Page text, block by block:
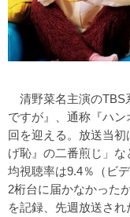
清野菜名主演のTBS
ですが』、通称『ハ
回を迎える。放送当
げ恥』の二番煎じ」
均視聴率は9.4％（ビ
2桁台に届かなかった
を記録、先週放送さ